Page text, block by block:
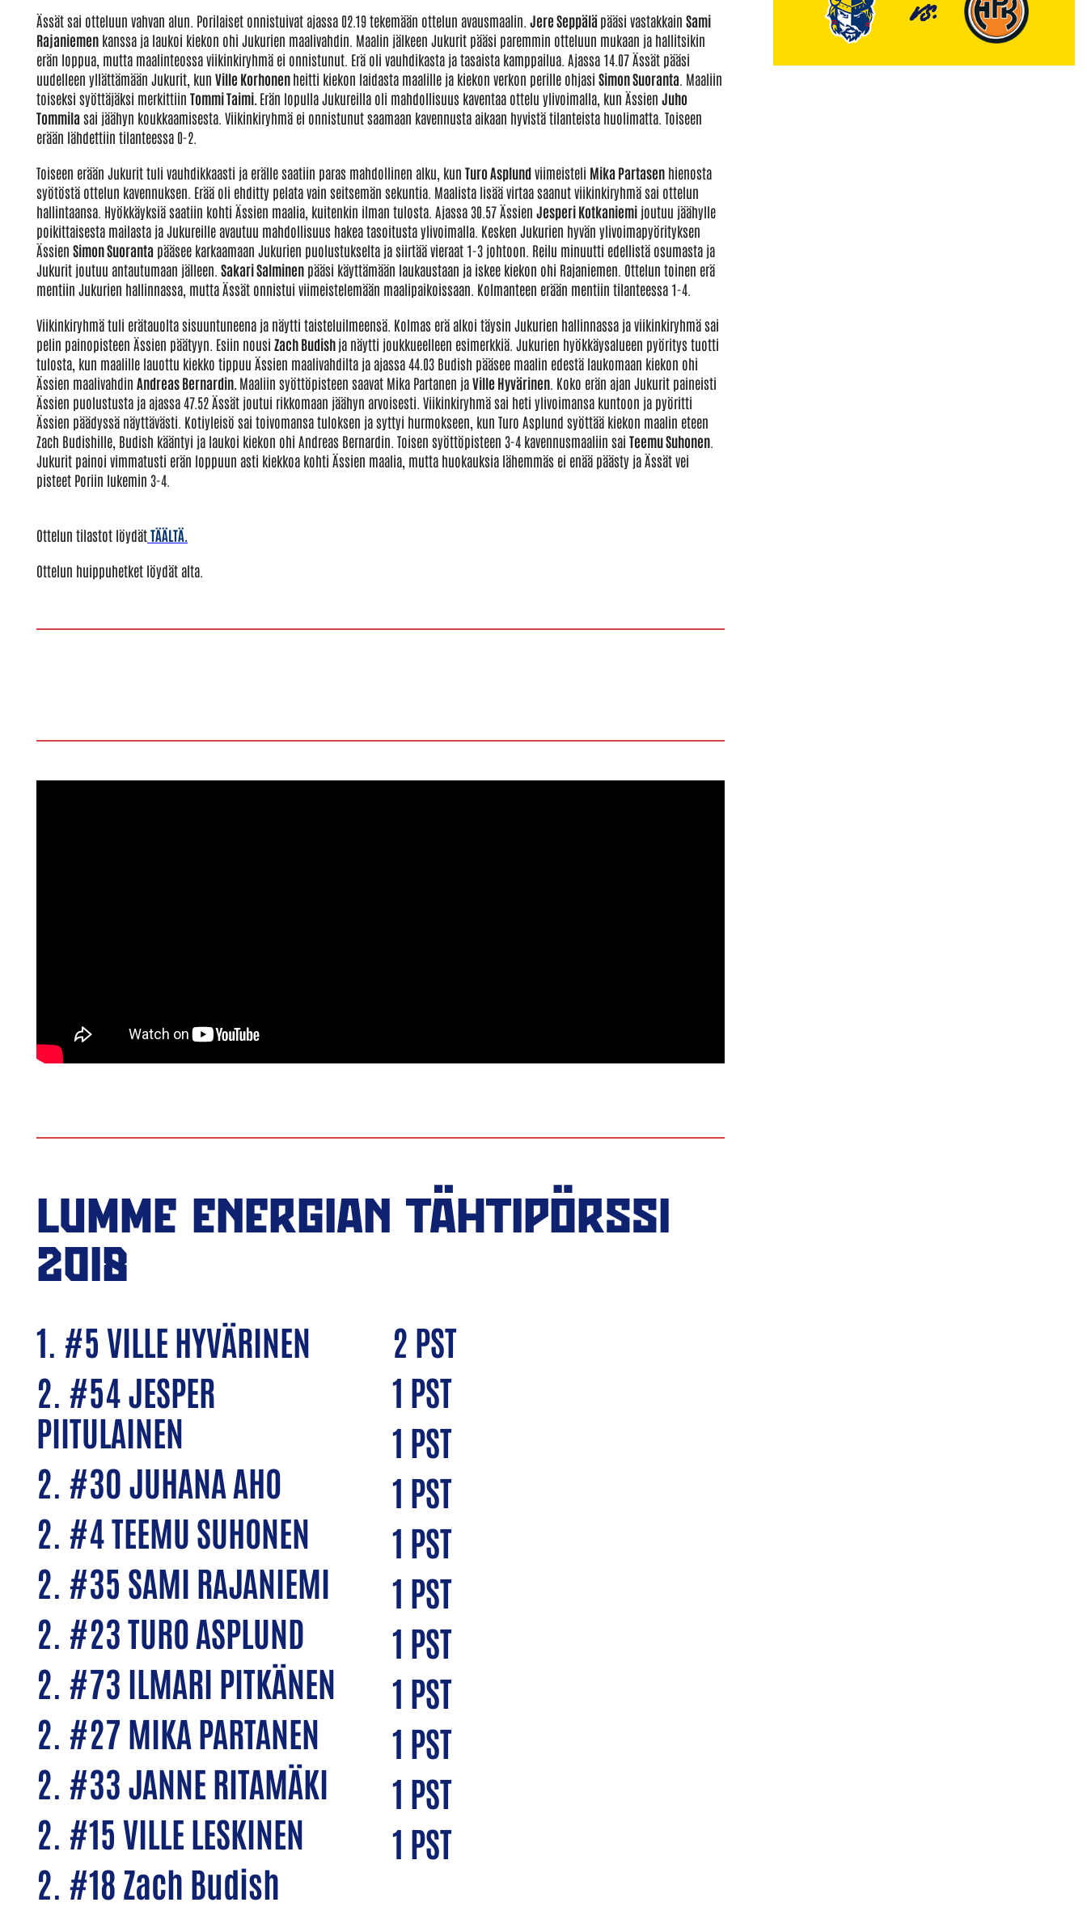
Ässät sai otteluun vahvan alun. Porilaiset onnistuivat ajassa 02.19 tekemään ottelun avausmaalin. Jere Seppäläpääsi vastakkain Sami
Rajaniemen kanssa ja laukoi kiekon ohi Jukurien maalivahdin. Maalin jälkeen Jukurit pääsi paremmin otteluun mukaan ja hallitsikin
erän loppua, mutta maalinteossa viikinkiryhmä ei onnistunut. Erä oli vauhdikasta ja tasaista kamppailua. Ajassa 14.07 Ässät pääsi
uudelleen yllättämään Jukurit, kun Ville Korhonenheitti kiekon laidasta maalille ja kiekon verkon perille ohjasi Simon Suoranta . Maaliin
toiseksi syöttäjäksi merkittiin Tommi Taimi. Erän lopulla Jukureilla oli mahdollisuus kaventaa ottelu ylivoimalla, kun Ässien Juho
Tommilasai jäähyn koukkaamisesta. Viikinkiryhmä ei onnistunut saamaan kavennusta aikaan hyvistä tilanteista huolimatta. Toiseen
erään lähdettiin tilanteessa 0-2.
Toiseen erään Jukurit tuli vauhdikkaasti ja erälle saatiin paras mahdollinen alku, kun Turo Asplundviimeisteli Mika Partasen hienosta
syötöstä ottelun kavennuksen. Erää oli ehditty pelata vain seitsemän sekuntia. Maalista lisää virtaa saanut viikinkiryhmä sai ottelun
hallintaansa. Hyökkäyksiä saatiin kohti Ässien maalia, kuitenkin ilman tulosta. Ajassa 30.57 Ässien Jesperi Kotkaniemi joutuu jäähylle
poikittaisesta mailasta ja Jukureille avautuu mahdollisuus hakea tasoitusta ylivoimalla. Kesken Jukurien hyvän ylivoimapyörityksen
Ässien Simon Suoranta pääsee karkaamaan Jukurien puolustukselta ja siirtää vieraat 1-3 johtoon. Reilu minuutti edellistä osumasta ja
Jukurit joutuu antautumaan jälleen. Sakari Salminen pääsi käyttämään laukaustaan ja iskee kiekon ohi Rajaniemen. Ottelun toinen erä
mentiin Jukurien hallinnassa, mutta Ässät onnistui viimeistelemään maalipaikoissaan. Kolmanteen erään mentiin tilanteessa 1-4.
Viikinkiryhmä tuli erätauolta sisuuntuneena ja näytti taisteluilmeensä. Kolmas erä alkoi täysin Jukurien hallinnassa ja viikinkiryhmä sai
pelin painopisteen Ässien päätyyn. Esiin nousi Zach Budishja näytti joukkueelleen esimerkkiä. Jukurien hyökkäysalueen pyöritys tuotti
tulosta, kun maalille lauottu kiekko tippuu Ässien maalivahdilta ja ajassa 44.03 Budish pääsee maalin edestä laukomaan kiekon ohi
Ässien maalivahdin Andreas Bernardin. Maaliin syöttöpisteen saavat Mika Partanen jaVille Hyvärinen . Koko erän ajan Jukurit paineisti
Ässien puolustusta ja ajassa 47.52 Ässät joutui rikkomaan jäähyn arvoisesti. Viikinkiryhmä sai heti ylivoimansa kuntoon ja pyöritti
Ässien päädyssä näyttävästi. Kotiyleisö sai toivomansa tuloksen ja syttyi hurmokseen, kun Turo Asplund syöttää kiekon maalin eteen
Zach Budishille, Budish kääntyi ja laukoi kiekon ohi Andreas Bernardin. Toisen syöttöpisteen 3-4 kavennusmaaliin sai Teemu Suhonen
Jukurit painoi vimmatusti erän loppuun asti kiekkoa kohti Ässien maalia, mutta huokauksia lähemmäs ei enää päästy ja Ässät vei
pisteet Poriin lukemin 3-4.
Ottelun tilastot löydätTÄÄLTÄ.
Ottelun huippuhetket löydät alta.
LUMME ENERGIAN TÄHTIPÖRSSI
2018
1. #5 VILLE HYVÄRINEN
2. #54 JESPER
PIITULAINEN
2. #30 JUHANA AHO
2. #4 TEEMU SUHONEN
2. #35 SAMI RAJANIEMI
2. #23 TURO ASPLUND
2. #73 ILMARI PITKÄNEN
2. #27 MIKA PARTANEN
2. #33 JANNE RITAMÄKI
2. #15 VILLE LESKINEN
2. #18 Zach Budish
2 PST
1 PST
1 PST
1 PST
1 PST
1 PST
1 PST
1 PST
1 PST
1 PST
1 PST
VS.